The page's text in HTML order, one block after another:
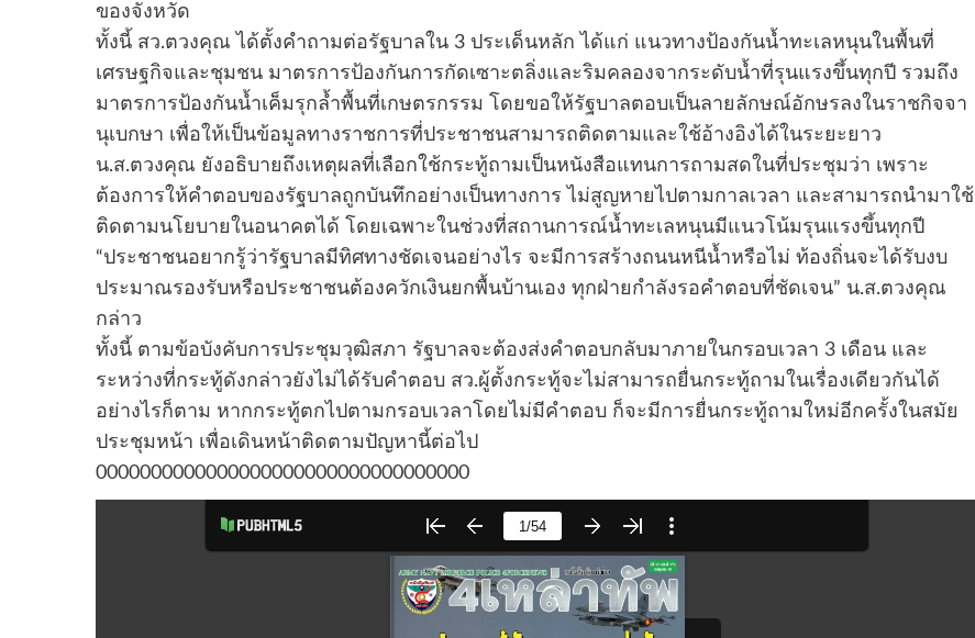
ของจังหวัด
ทั้งนี้ สว.ตวงคุณ ได้ตั้งคำถามต่อรัฐบาลใน 3 ประเด็นหลัก ได้แก่ แนวทางป้องกันน้ำทะเลหนุนในพื้นที่
เศรษฐกิจและชุมชน มาตรการป้องกันการกัดเซาะตลิ่งและริมคลองจากระดับน้ำที่รุนแรงขึ้นทุกปี รวมถึง
มาตรการป้องกันน้ำเค็มรุกล้ำพื้นที่เกษตรกรรม โดยขอให้รัฐบาลตอบเป็นลายลักษณ์อักษรลงในราชกิจจา
นุเบกษา เพื่อให้เป็นข้อมูลทางราชการที่ประชาชนสามารถติดตามและใช้อ้างอิงได้ในระยะยาว
น.ส.ตวงคุณ ยังอธิบายถึงเหตุผลที่เลือกใช้กระทู้ถามเป็นหนังสือแทนการถามสดในที่ประชุมว่า เพราะ
ต้องการให้คำตอบของรัฐบาลถูกบันทึกอย่างเป็นทางการ ไม่สูญหายไปตามกาลเวลา และสามารถนำมาใช้
ติดตามนโยบายในอนาคตได้ โดยเฉพาะในช่วงที่สถานการณ์น้ำทะเลหนุนมีแนวโน้มรุนแรงขึ้นทุกปี
“ประชาชนอยากรู้ว่ารัฐบาลมีทิศทางชัดเจนอย่างไร จะมีการสร้างถนนหนีน้ำหรือไม่ ท้องถิ่นจะได้รับงบ
ประมาณรองรับหรือประชาชนต้องควักเงินยกพื้นบ้านเอง ทุกฝ่ายกำลังรอคำตอบที่ชัดเจน” น.ส.ตวงคุณ
กล่าว
ทั้งนี้ ตามข้อบังคับการประชุมวุฒิสภา รัฐบาลจะต้องส่งคำตอบกลับมาภายในกรอบเวลา 3 เดือน และ
ระหว่างที่กระทู้ดังกล่าวยังไม่ได้รับคำตอบ สว.ผู้ตั้งกระทู้จะไม่สามารถยื่นกระทู้ถามในเรื่องเดียวกันได้
อย่างไรก็ตาม หากกระทู้ตกไปตามกรอบเวลาโดยไม่มีคำตอบ ก็จะมีการยื่นกระทู้ถามใหม่อีกครั้งในสมัย
ประชุมหน้า เพื่อเดินหน้าติดตามปัญหานี้ต่อไป
0000000000000000000000000000000000